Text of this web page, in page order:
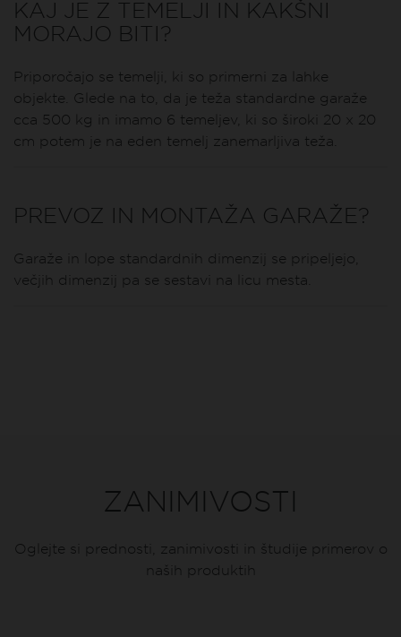
KAJ JE Z TEMELJI IN KAKŠNI
MORAJO BITI?
Priporočajo se temelji, ki so primerni za lahke
objekte. Glede na to, da je teža standardne garaže
cca 500 kg in imamo 6 temeljev, ki so široki 20 x 20
cm potem je na eden temelj zanemarljiva teža.
PREVOZ IN MONTAŽA GARAŽE?
Garaže in lope standardnih dimenzij se pripeljejo,
večjih dimenzij pa se sestavi na licu mesta.
ZANIMIVOSTI
Oglejte si prednosti, zanimivosti in študije primerov o
naših produktih